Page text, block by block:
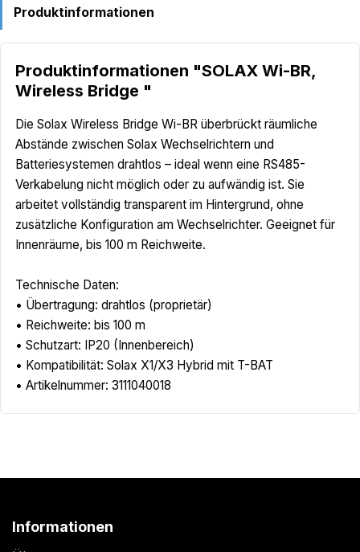
Produktinformationen
Produktinformationen "SOLAX Wi-BR,
Wireless Bridge "
Die Solax Wireless Bridge Wi-BR überbrückt räumliche
Abstände zwischen Solax Wechselrichtern und
Batteriesystemen drahtlos – ideal wenn eine RS485-
Verkabelung nicht möglich oder zu aufwändig ist. Sie
arbeitet vollständig transparent im Hintergrund, ohne
zusätzliche Konfiguration am Wechselrichter. Geeignet für
Innenräume, bis 100 m Reichweite.
Technische Daten:
• Übertragung: drahtlos (proprietär)
• Reichweite: bis 100 m
• Schutzart: IP20 (Innenbereich)
• Kompatibilität: Solax X1/X3 Hybrid mit T-BAT
• Artikelnummer: 3111040018
Informationen